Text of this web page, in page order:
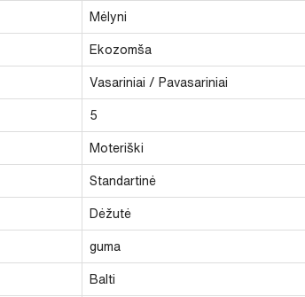
Mėlyni
Ekozomša
Vasariniai / Pavasariniai
5
Moteriški
Standartinė
Dėžutė
guma
Balti